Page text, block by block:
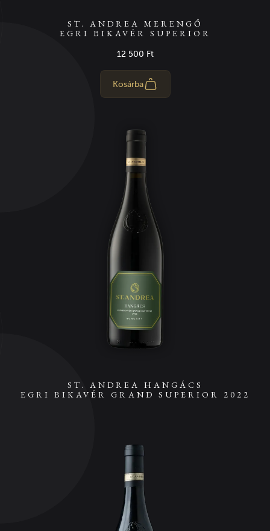
ST. ANDREA MERENGŐ
EGRI BIKAVÉR SUPERIOR
12 500 Ft
Kosárba
ST. ANDREA HANGÁCS
EGRI BIKAVÉR GRAND SUPERIOR 2022